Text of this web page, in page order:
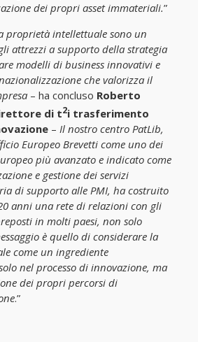
dei propri asset immateriali.”
proprietà intellettuale sono un
attrezzi a supporto della strategia
modelli di business innovativi e
che valorizza il
– ha concluso Roberto
di t2i trasferimento
– Il nostro centro PatLib,
Europeo Brevetti come uno dei
più avanzato e indicato come
e gestione dei servizi
di supporto alle PMI, ha costruito
anni una rete di relazioni con gli
in molti paesi, non solo
è quello di considerare la
come un ingrediente
nel processo di innovazione, ma
dei propri percorsi di
.”